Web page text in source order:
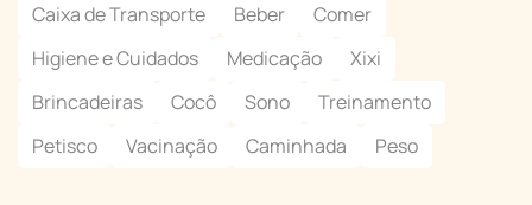
Caixa de Transporte
Beber
Comer
Higiene e Cuidados
Medicação
Xixi
Brincadeiras
Cocô Sono
Treinamento
Petisco
Vacinação Caminhada Peso